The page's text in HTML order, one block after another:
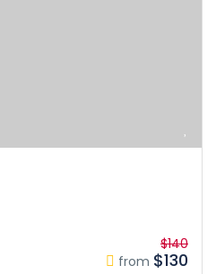
from
$140
$130